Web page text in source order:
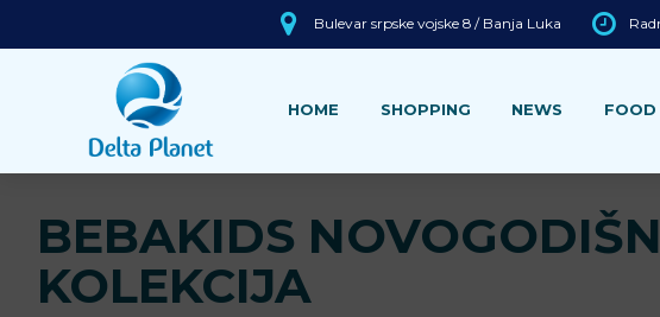
Bulevar srpske vojske 8 / Banja Luka
HOME SHOPPING NEWS FOOD
BEBAKIDS
KOLEKCIJA